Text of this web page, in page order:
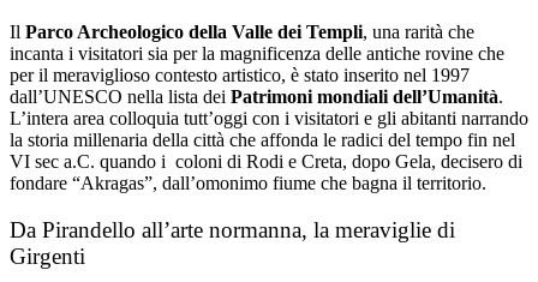
Il Parco Archeologico della Valle dei Templi, una rarità che
incanta i visitatori sia per la magnificenza delle antiche rovine che
per il meraviglioso contesto artistico, è stato inserito nel 1997
dall’UNESCO nella lista dei Patrimoni mondiali dell’Umanità.
L’intera area colloquia tutt’oggi con i visitatori e gli abitanti narrando
la storia millenaria della città che affonda le radici del tempo fin nel
VI sec a.C. quando i coloni di Rodi e Creta, dopo Gela, decisero di
fondare “Akragas”, dall’omonimo fiume che bagna il territorio.
Da Pirandello all’arte normanna, la meraviglie di
Girgenti